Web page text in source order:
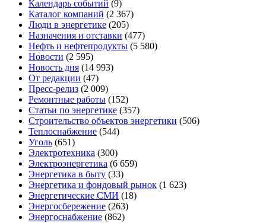
Календарь событий (9)
Каталог компаний (2 367)
Люди в энергетике (205)
Назначения и отставки (477)
Нефть и нефтепродукты (5 580)
Новости (2 595)
Новость дня (14 993)
От редакции (47)
Пресс-релиз (2 009)
Ремонтные работы (152)
Статьи по энергетике (357)
Строительство объектов энергетики (506)
Теплоснабжение (544)
Уголь (651)
Электротехника (300)
Электроэнергетика (6 659)
Энергетика в быту (33)
Энергетика и фондовый рынок (1 623)
Энергетические СМИ (18)
Энергосбережение (263)
Энергоснабжение (862)